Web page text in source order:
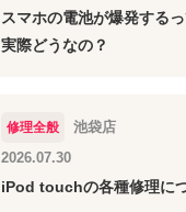
スマホの電池が爆発するっ
実際どうなの？
修理全般
池袋店
2026.07.30
iPod touchの各種修理に